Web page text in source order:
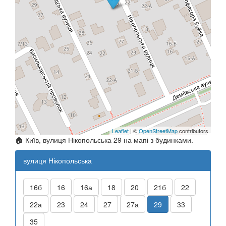
Leaflet | ©OpenStreetMapcontributors
🏠 Київ, вулиця Нікопольська 29 на мапі з будинками.
вулиця Нікопольська
16б 16 16а 18 20 21б
22
22а
23 24 27 27а 29
33
35